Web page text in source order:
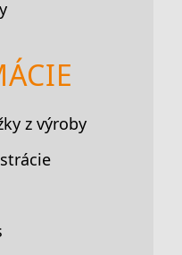
z výroby